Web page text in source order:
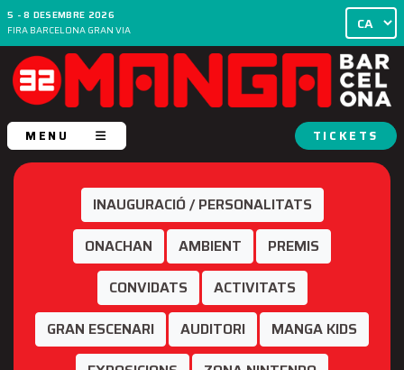
5 - 8 DESEMBRE 2026
FIRA BARCELONA GRAN VIA
MENU TICKETS
INAUGURACIÓ / PERSONALITATS
ONACHAN
AMBIENT
PREMIS
CONVIDATS
ACTIVITATS
GRAN ESCENARI
AUDITORI
MANGA KIDS